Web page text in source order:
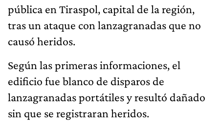
pública en Tiraspol, capital de la región,
tras un ataque con lanzagranadas que no
causó heridos.
Según las primeras informaciones, el
edificio fue blanco de disparos de
lanzagranadas portátiles y resultó dañado
sin que se registraran heridos.